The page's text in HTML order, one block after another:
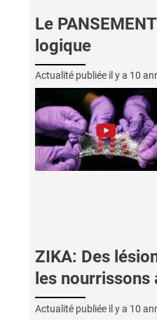
Le
logique
Actualité publiée il y a 10
ZIKA: Des
les
Actualité publiée il y a 10